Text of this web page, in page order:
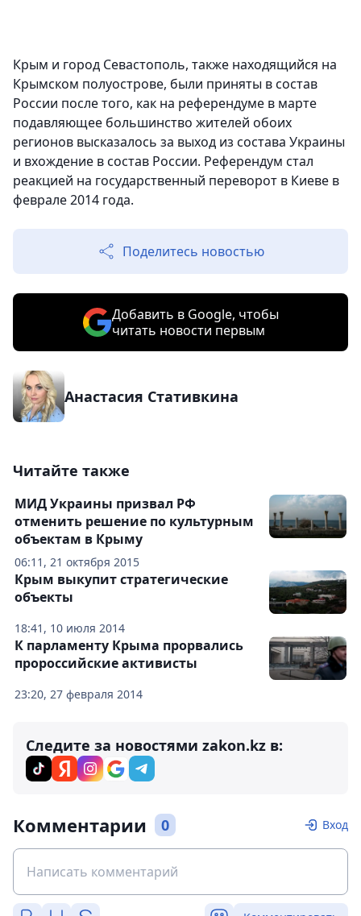
Крым и город Севастополь, также находящийся на
Крымском полуострове, были приняты в состав
России после того, как на референдуме в марте
подавляющее большинство жителей обоих
регионов высказалось за выход из состава Украины
и вхождение в состав России. Референдум стал
реакцией на государственный переворот в Киеве в
феврале 2014 года.
Поделитесь новостью
Добавить в Google, чтобы
читать новости первым
Анастасия Стативкина
Читайте также
06:11, 21 октября 2015
МИД Украины призвал РФ
отменить решение по культурным
объектам в Крыму
18:41, 10 июля 2014
Крым выкупит стратегические
объекты
23:20, 27 февраля 2014
К парламенту Крыма прорвались
пророссийские активисты
Следите за новостями zakon.kz в:
Комментарии 0 Вход